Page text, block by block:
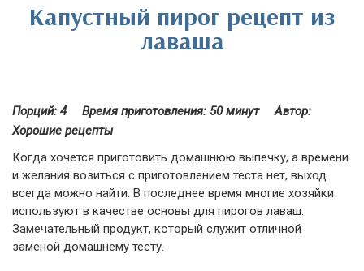
Капустный пирог рецепт из
лаваша
Порций: 4 Время приготовления: 50 минут
Автор:
Хорошие рецепты
Когда хочется приготовить домашнюю выпечку, а времени
и желания возиться с приготовлением теста нет, выход
всегда можно найти. В последнее время многие хозяйки
используют в качестве основы для пирогов лаваш.
Замечательный продукт, который служит отличной
заменой домашнему тесту.